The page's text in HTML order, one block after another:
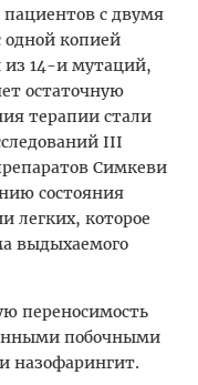
с двумя
одной копией
из 14-и мутаций,
остаточную
терапии стали
III
Симкеви
состояния
легких, которое
выдыхаемого
переносимость
побочными
назофарингит.